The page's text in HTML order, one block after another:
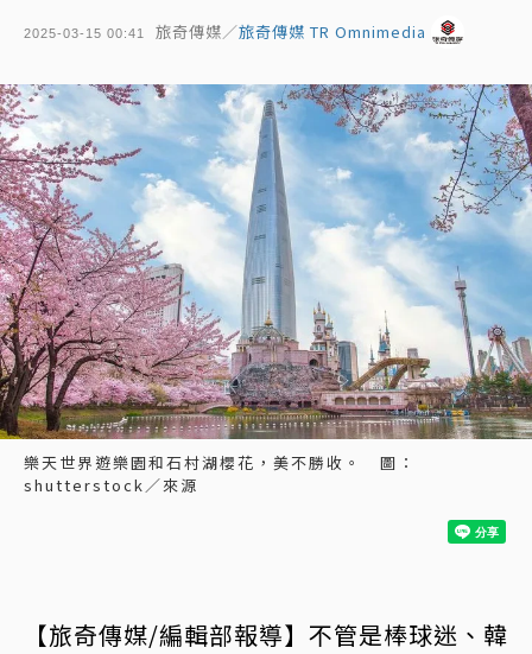
2025-03-15 00:41 旅奇傳媒／旅奇傳媒 TR Omnimedia
樂天世界遊樂園和石村湖櫻花，美不勝收。 圖：
shutterstock／來源
【旅奇傳媒/編輯部報導】不管是棒球迷、韓